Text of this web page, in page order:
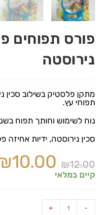
פורס תפוחים
נירוסטה
מתקן פלסטיק בשילוב סכין
תפוחי עץ.
נוח לשימוש וחותך תפוח
סכין נירוסטה, ידיות אחיזה
₪12.00
10.00
קיים במלאי
-
+